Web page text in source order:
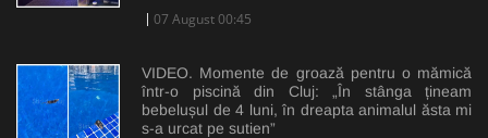
07 August 00:45
VIDEO. Momente de groază pentru o mămică
într-o piscină din Cluj: „În stânga țineam
bebelușul de 4 luni, în dreapta animalul ăsta mi
s-a urcat pe sutien”